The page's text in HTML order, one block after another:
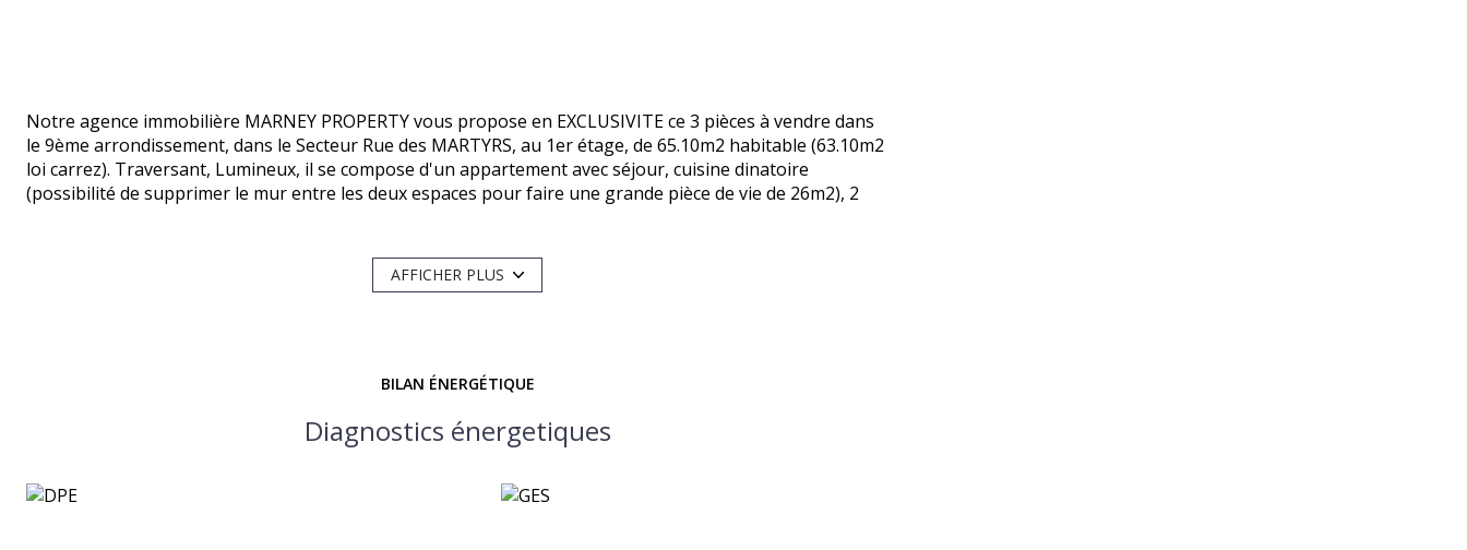
Notre agence immobilière MARNEY PROPERTY vous propose en EXCLUSIVITE ce 3 pièces à vendre dans
le 9ème arrondissement, dans le Secteur Rue des MARTYRS, au 1er étage, de 65.10m2 habitable (63.10m2
loi carrez). Traversant, Lumineux, il se compose d'un appartement avec séjour, cuisine dinatoire
(possibilité de supprimer le mur entre les deux espaces pour faire une grande pièce de vie de 26m2), 2
Possibilité d'ouvrir le mur entre l'appartement et le studio pour les réunir. Emplacement Exceptionnel en
plein coeur de la très prisée Rue des Martyrs. Proche de tous les commerces, transports (Lignes 7-12),
AFFICHER PLUS
BILAN ÉNERGÉTIQUE
Diagnostics énergetiques